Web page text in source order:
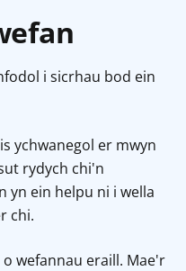
i sicrhau bod ein
ychwanegol er mwyn
rydych chi'n
yn ein helpu ni i wella
chi.
wefannau eraill. Mae'r